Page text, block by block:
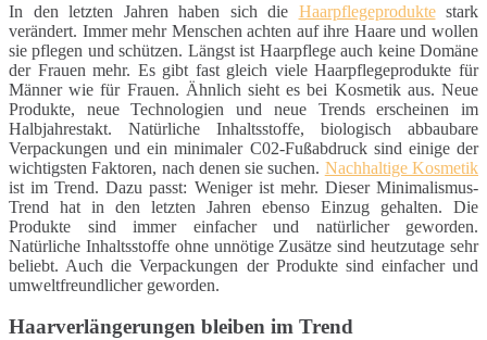
In den letzten Jahren haben sich die Haarpflegeproduktestark
verändert. Immer mehr Menschen achten auf ihre Haare und wollen
sie pflegen und schützen. Längst ist Haarpflege auch keine Domäne
der Frauen mehr. Es gibt fast gleich viele Haarpflegeprodukte für
Männer wie für Frauen. Ähnlich sieht es bei Kosmetik aus. Neue
Produkte, neue Technologien und neue Trends erscheinen im
Halbjahrestakt. Natürliche Inhaltsstoffe, biologisch abbaubare
Verpackungen und ein minimaler C02-Fußabdruck sind einige der
wichtigsten Faktoren, nach denen sie suchen. Nachhaltige Kosmetik
ist im Trend. Dazu passt: Weniger ist mehr. Dieser Minimalismus-
Trend hat in den letzten Jahren ebenso Einzug gehalten. Die
Produkte sind immer einfacher und natürlicher geworden.
Natürliche Inhaltsstoffe ohne unnötige Zusätze sind heutzutage sehr
beliebt. Auch die Verpackungen der Produkte sind einfacher und
umweltfreundlicher geworden.
Haarverlängerungen bleiben im Trend